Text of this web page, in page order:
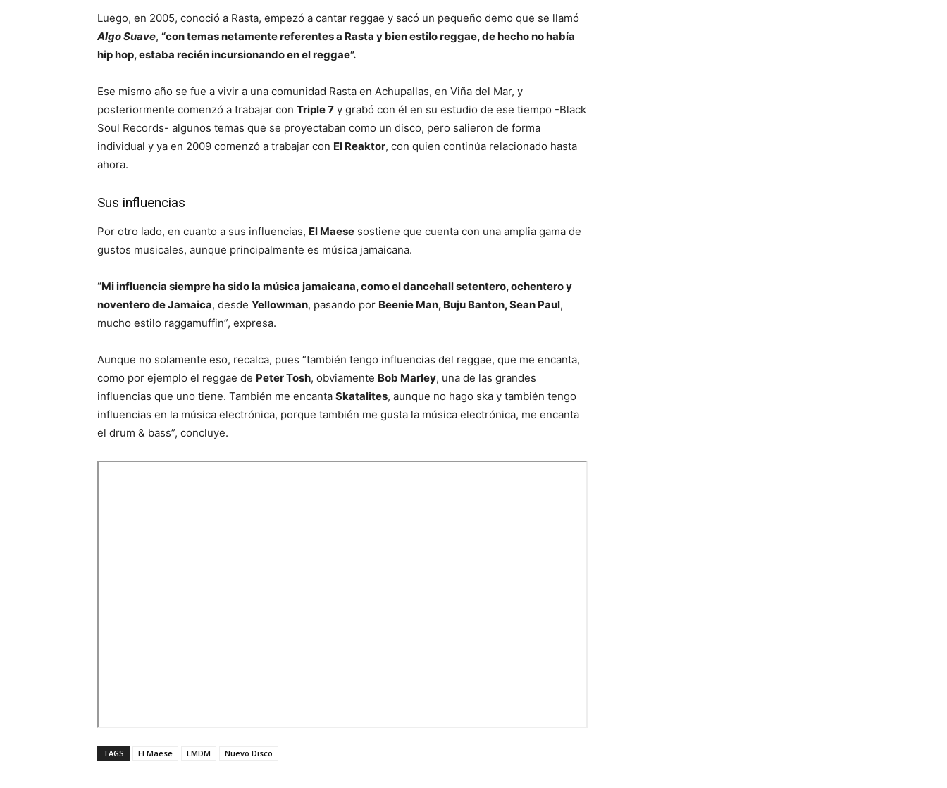
Luego, en 2005, conoció a Rasta, empezó a cantar reggae y sacó un pequeño demo que se llamó
Algo Suave, “con temas netamente referentes a Rasta y bien estilo reggae, de hecho no había
hip hop, estaba recién incursionando en el reggae”.
Ese mismo año se fue a vivir a una comunidad Rasta en Achupallas, en Viña del Mar, y
posteriormente comenzó a trabajar con Triple 7 y grabó con él en su estudio de ese tiempo -Black
Soul Records- algunos temas que se proyectaban como un disco, pero salieron de forma
individual y ya en 2009 comenzó a trabajar con El Reaktor, con quien continúa relacionado hasta
ahora.
Sus influencias
Por otro lado, en cuanto a sus influencias, El Maese sostiene que cuenta con una amplia gama de
gustos musicales, aunque principalmente es música jamaicana.
“Mi influencia siempre ha sido la música jamaicana, como el dancehall setentero, ochentero y
noventero de Jamaica, desde Yellowman, pasando por Beenie Man, Buju Banton, Sean Paul,
mucho estilo raggamuffin”, expresa.
Aunque no solamente eso, recalca, pues “también tengo influencias del reggae, que me encanta,
como por ejemplo el reggae de Peter Tosh, obviamente Bob Marley, una de las grandes
influencias que uno tiene. También me encanta Skatalites, aunque no hago ska y también tengo
influencias en la música electrónica, porque también me gusta la música electrónica, me encanta
el drum & bass”, concluye.
TAGS El Maese LMDM Nuevo Disco